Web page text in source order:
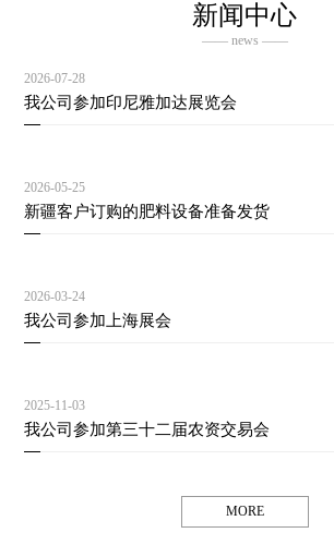
新闻中心
—— news ——
2026-07-28
我公司参加印尼雅加达展览会
2026-05-25
新疆客户订购的肥料设备准备发货
2026-03-24
我公司参加上海展会
2025-11-03
我公司参加第三十二届农资交易会
MORE